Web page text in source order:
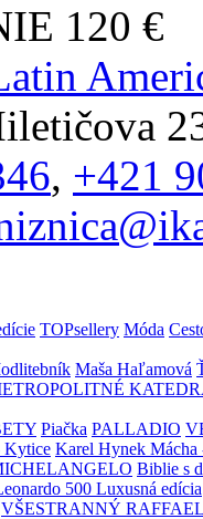
120 €
, +421
TOPsellery Móda
Maša Haľamová
Piačka PALLADIO
Kytice Karel Hynek Mácha
Biblie s
500 Luxusná edícia
VŠESTRANNÝ